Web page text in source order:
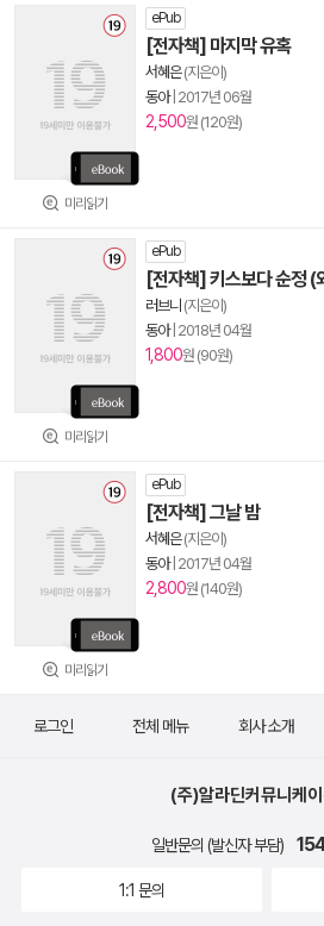
미리읽기
ePub
[전자책] 마지막 유혹
서혜은(지은이)
동아| 2017년 06월
2,500원 (120원)
미리읽기
ePub
[전자책] 키스보다 순정 (
러브니 (지은이)
동아| 2018년 04월
1,800원 (90원)
미리읽기
ePub
[전자책] 그날 밤
서혜은(지은이)
동아| 2017년 04월
2,800원 (140원)
로그인 전체 메뉴 회사 소개
(주)알라딘커뮤니케
일반문의 (발신자 부담)
1:1 문의